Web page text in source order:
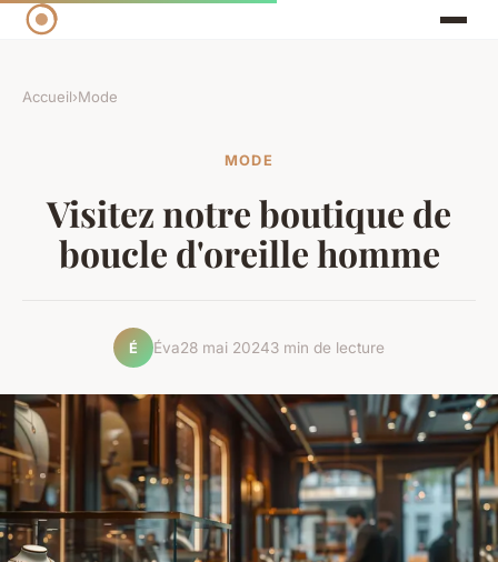
Accueil›Mode
MODE
Visitez notre boutique de
boucle d'oreille homme
É Éva28 mai 20243 min de lecture